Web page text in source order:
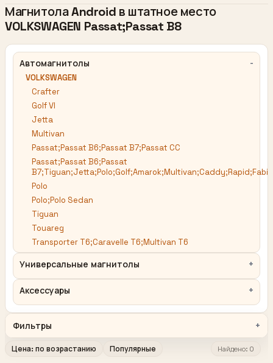
Магнитола Android в штатное место
VOLKSWAGEN Passat;Passat B8
Автомагнитолы
VOLKSWAGEN
Crafter
Golf VI
Jetta
Multivan
Passat;Passat B6;Passat B7;Passat CC
Passat;Passat B6;Passat
Polo
Polo;Polo Sedan
Tiguan
Touareg
Transporter T6;Caravelle T6;Multivan T6
Универсальные магнитолы
Аксессуары
Фильтры
Цена: по возрастанию Популярные Найдено: 0